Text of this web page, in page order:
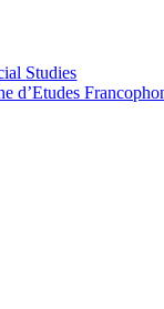
Studies
d’Etudes